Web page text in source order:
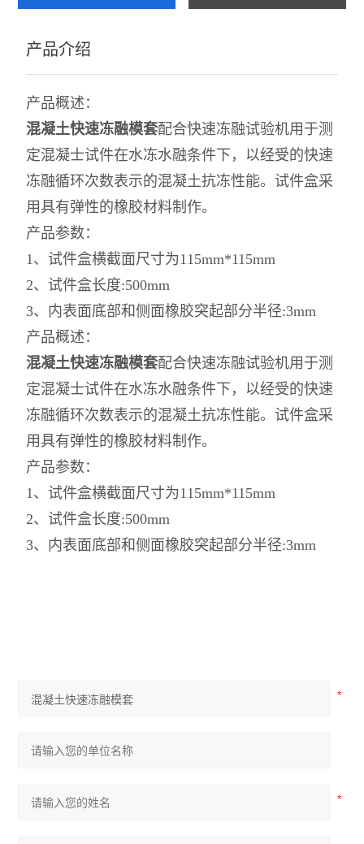
混凝土氯离子测定仪
混凝土压力泌水仪
混凝土贯入阻力仪
混凝土单卧轴搅拌机
混凝土抗渗仪
查看全部 >>
产品介绍
产品概述：
混凝土快速冻融模套配合快速冻融试验机用于测
定混凝士试件在水冻水融条件下，以经受的快速
冻融循环次数表示的混凝土抗冻性能。试件盒采
用具有弹性的橡胶材料制作。
产品参数：
1、试件盒横截面尺寸为115mm*115mm
2、试件盒长度:500mm
3、内表面底部和侧面橡胶突起部分半径:3mm
产品概述：
混凝土快速冻融模套配合快速冻融试验机用于测
定混凝士试件在水冻水融条件下，以经受的快速
冻融循环次数表示的混凝土抗冻性能。试件盒采
用具有弹性的橡胶材料制作。
产品参数：
1、试件盒横截面尺寸为115mm*115mm
2、试件盒长度:500mm
3、内表面底部和侧面橡胶突起部分半径:3mm